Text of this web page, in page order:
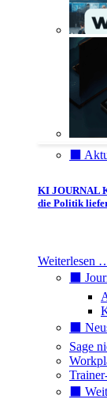
⬛️
KI JOURNAL
die Politik
Weiterlesen
⬛️
⬛️
Sage
⬛️